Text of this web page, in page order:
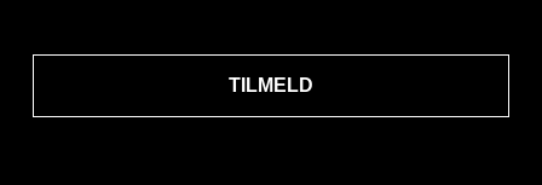
TILMELD